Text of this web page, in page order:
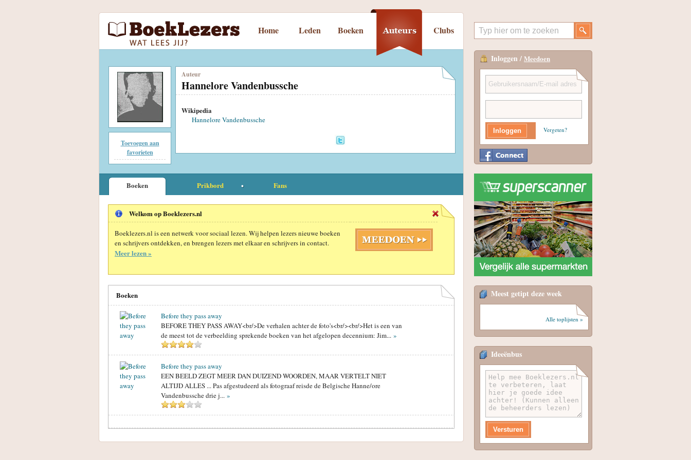
Home Leden Boeken Clubs
Toevoegen aan
favorieten
Auteur
Hannelore Vandenbussche
Wikipedia
Hannelore Vandenbussche
Boeken Prikbord Fans
Welkom op Boeklezers.nl
Boeklezers.nl is een netwerk voor sociaal lezen. Wij helpen lezers nieuwe boeken
en schrijvers ontdekken, en brengen lezers met elkaar en schrijvers in contact.
Meer lezen »
Boeken
Before they pass away
BEFORE THEY PASS AWAY<br/>De verhalen achter de foto's<br/><br/>Het is een van
de meest tot de verbeelding sprekende boeken van het afgelopen decennium: Jim... »
Before they pass away
EEN BEELD ZEGT MEER DAN DUIZEND WOORDEN, MAAR VERTELT NIET
ALTIJD ALLES ... Pas afgestudeerd als fotograaf reisde de Belgische Hanne/ore
Vandenbussche drie j... »
Inloggen / Meedoen
Vergeten?
Meest getipt deze week
Alle toplijsten »
Ideeënbus